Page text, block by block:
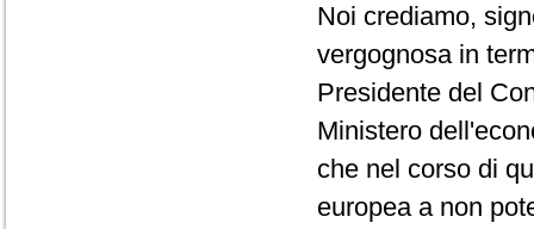
Noi crediamo,
vergognosa in
Presidente del
Ministero
che nel corso di
europea a non